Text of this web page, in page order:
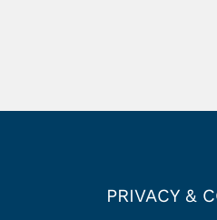
PRIVACY &